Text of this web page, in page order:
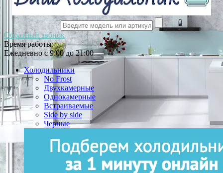
Обратный звонок
Время работы:
Ежедневно с 9:00 до 21:00
Холодильники
No Frost
Двухкамерные
Однокамерные
Встраиваемые
Side by side
Черные